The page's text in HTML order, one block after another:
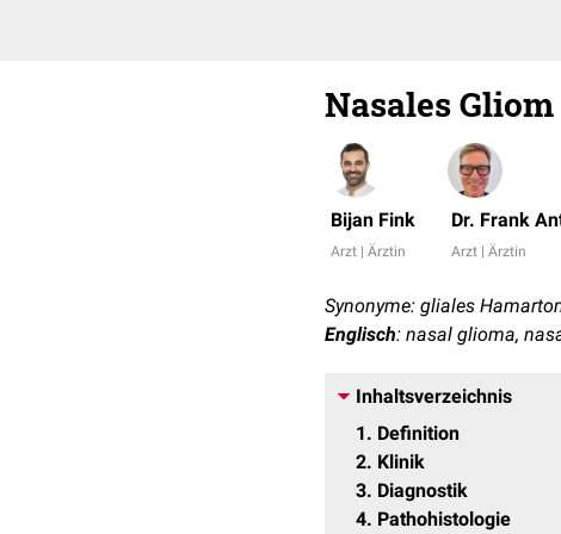
Nasales Gliom
Bijan Fink
Arzt | Ärztin
Dr. Frank
Arzt | Ärztin
Synonyme: gliales
Englisch: nasal glioma,
Inhaltsverzeichnis
1
Definition
2 Klinik
3 Diagnostik
4 Pathohistologie